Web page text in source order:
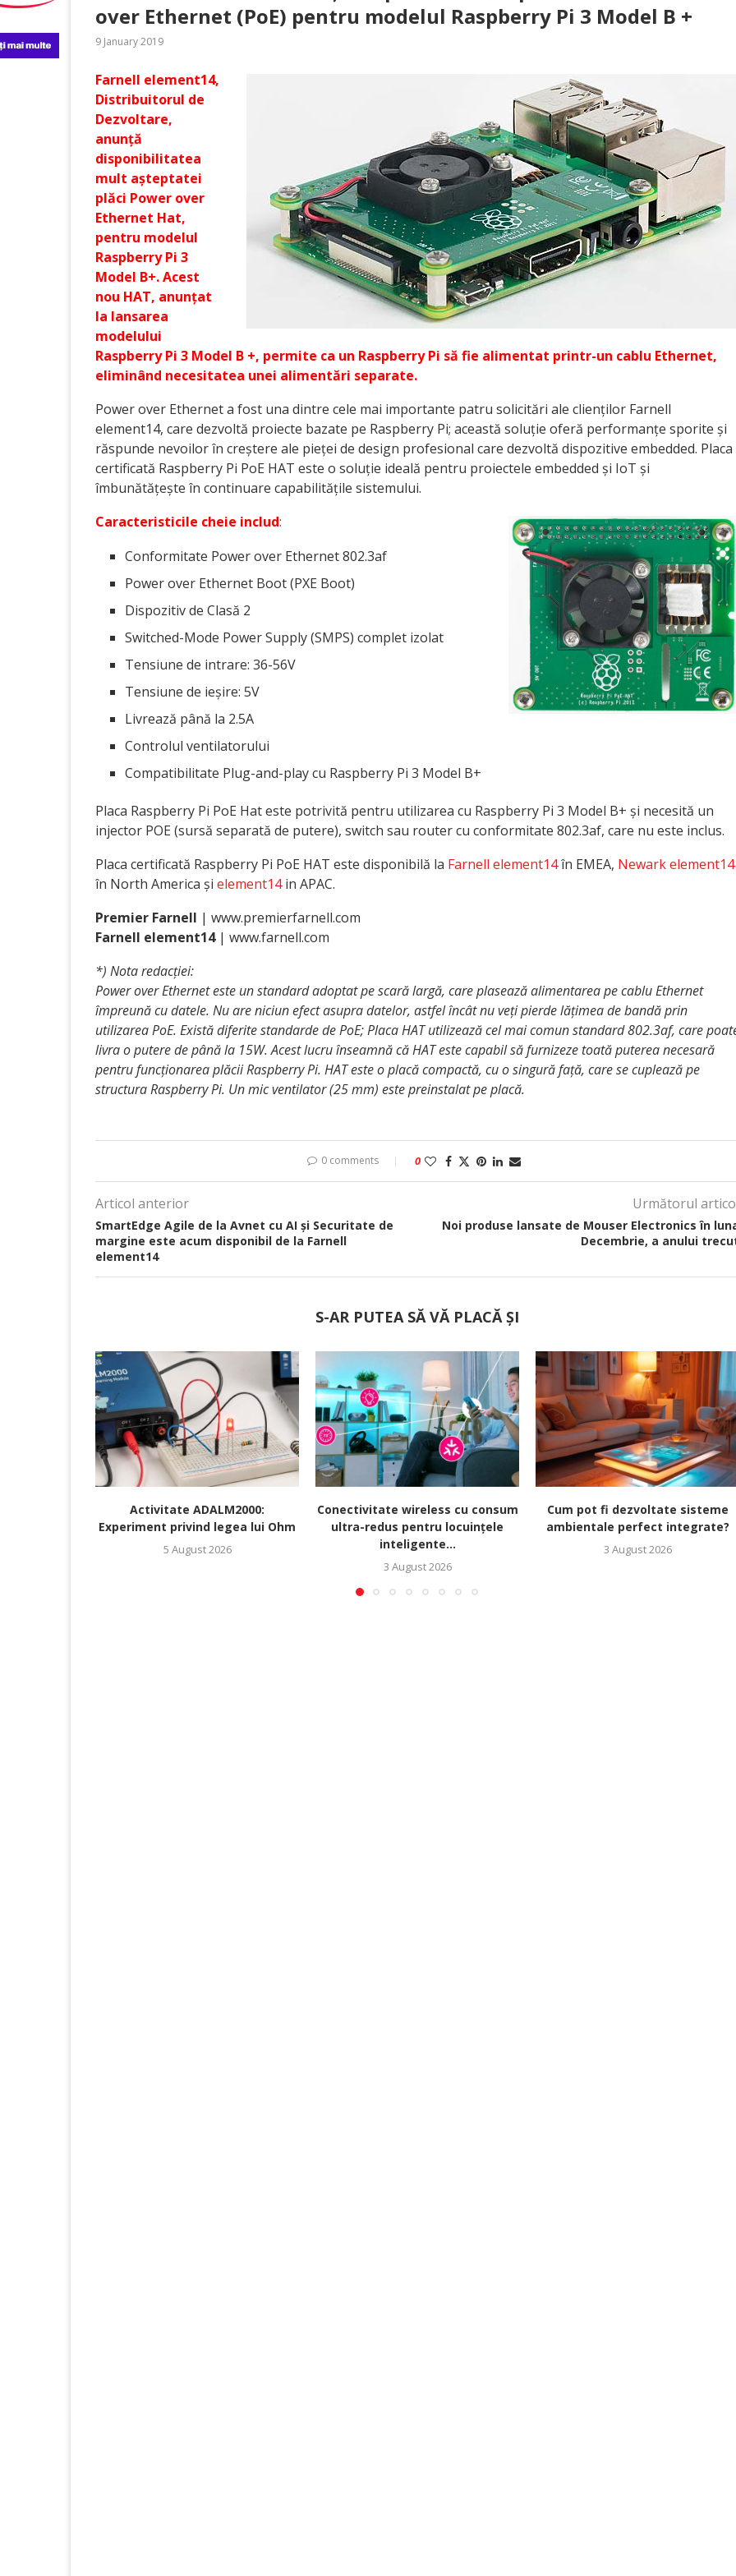
over Ethernet (PoE) pentru modelul Raspberry Pi 3 Model B +
9 January 2019
Farnell element14,
Distribuitorul de
Dezvoltare,
anunță
disponibilitatea
mult așteptatei
plăci Power over
Ethernet Hat,
pentru modelul
Raspberry Pi 3
Model B+. Acest
nou HAT, anunțat
la lansarea
modelului
Raspberry Pi 3 Model B +, permite ca un Raspberry Pi să fie alimentat printr-un cablu Ethernet,
eliminând necesitatea unei alimentări separate.
Power over Ethernet a fost una dintre cele mai importante patru solicitări ale clienților Farnell
element14, care dezvoltă proiecte bazate pe Raspberry Pi; această soluție oferă performanțe sporite și
răspunde nevoilor în creștere ale pieței de design profesional care dezvoltă dispozitive embedded. Placa
certificată Raspberry Pi PoE HAT este o soluție ideală pentru proiectele embedded și IoT și
îmbunătățește în continuare capabilitățile sistemului.
Caracteristicile cheie includ:
Conformitate Power over Ethernet 802.3af
Power over Ethernet Boot (PXE Boot)
Dispozitiv de Clasă 2
Switched-Mode Power Supply (SMPS) complet izolat
Tensiune de intrare: 36-56V
Tensiune de ieșire: 5V
Livrează până la 2.5A
Controlul ventilatorului
Compatibilitate Plug-and-play cu Raspberry Pi 3 Model B+
Placa Raspberry Pi PoE Hat este potrivită pentru utilizarea cu Raspberry Pi 3 Model B+ și necesită un
injector POE (sursă separată de putere), switch sau router cu conformitate 802.3af, care nu este inclus.
Placa certificată Raspberry Pi PoE HAT este disponibilă la Farnell element14în EMEA, Newark element14
în North America și element14in APAC.
Premier Farnell | www.premierfarnell.com
Farnell element14| www.farnell.com
*) Nota redacției:
Power over Ethernet este un standard adoptat pe scară largă, care plasează alimentarea pe cablu Ethernet
împreună cu datele. Nu are niciun efect asupra datelor, astfel încât nu veți pierde lățimea de bandă prin
utilizarea PoE. Există diferite standarde de PoE; Placa HAT utilizează cel mai comun standard 802.3af, care
livra o putere de până la 15W. Acest lucru înseamnă că HAT este capabil să furnizeze toată puterea necesară
pentru funcționarea plăcii Raspberry Pi. HAT este o placă compactă, cu o singură față, care se cuplează pe
structura Raspberry Pi. Un mic ventilator (25 mm) este preinstalat pe placă.
0 comments 0
Articol anterior
SmartEdge Agile de la Avnet cu AI și Securitate de
margine este acum disponibil de la Farnell
element14
Următorul
Noi produse lansate de Mouser Electronics în
Decembrie, a anului
S-AR PUTEA SĂ VĂ PLACĂ ȘI
Activitate ADALM2000:
Experiment privind legea lui Ohm
5 August 2026
Conectivitate wireless cu consum
ultra-redus pentru locuințele
inteligente...
3 August 2026
Cum pot fi dezvoltate sisteme
ambientale perfect integrate?
3 August 2026